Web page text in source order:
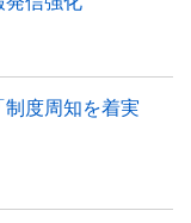
度周知を着実